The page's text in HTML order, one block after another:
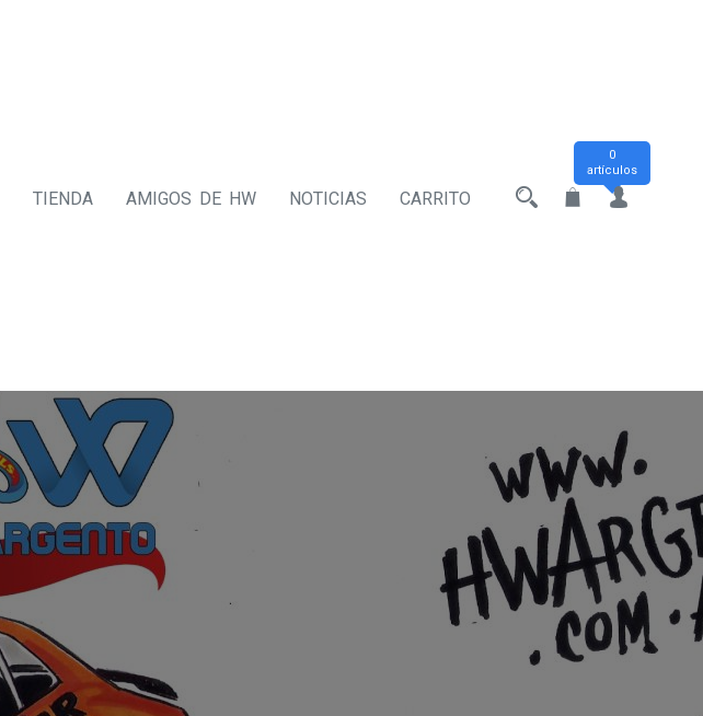
TIENDA AMIGOS DE HW NOTICIAS CARRITO
0
artículos